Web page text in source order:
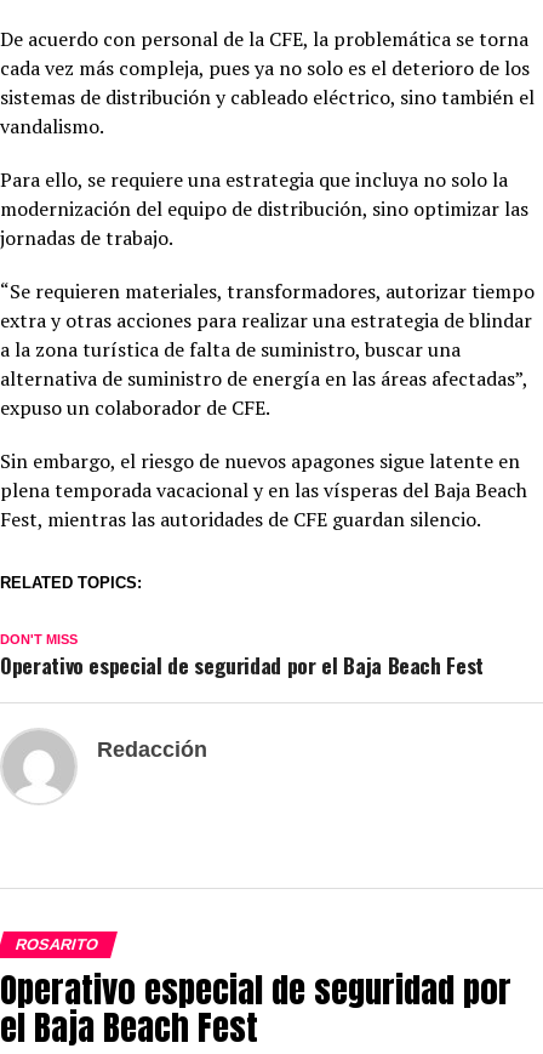
De acuerdo con personal de la CFE, la problemática se torna
cada vez más compleja, pues ya no solo es el deterioro de los
sistemas de distribución y cableado eléctrico, sino también el
vandalismo.
Para ello, se requiere una estrategia que incluya no solo la
modernización del equipo de distribución, sino optimizar las
jornadas de trabajo.
“Se requieren materiales, transformadores, autorizar tiempo
extra y otras acciones para realizar una estrategia de blindar
a la zona turística de falta de suministro, buscar una
alternativa de suministro de energía en las áreas afectadas”,
expuso un colaborador de CFE.
Sin embargo, el riesgo de nuevos apagones sigue latente en
plena temporada vacacional y en las vísperas del Baja Beach
Fest, mientras las autoridades de CFE guardan silencio.
RELATED TOPICS:
DON'T MISS
Operativo especial de seguridad por el Baja Beach Fest
Redacción
ROSARITO
Operativo especial de seguridad por
el Baja Beach Fest